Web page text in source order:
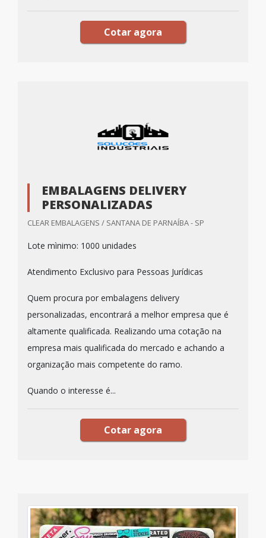
Cotar agora
EMBALAGENS DELIVERY
PERSONALIZADAS
CLEAR EMBALAGENS / SANTANA DE PARNAÍBA - SP
Lote mìnimo: 1000 unidades
Atendimento Exclusivo para Pessoas Jurídicas
Quem procura por embalagens delivery
personalizadas, encontrará a melhor empresa que é
altamente qualificada. Realizando uma cotação na
empresa mais qualificada do mercado e achando a
organização mais competente do ramo.
Quando o interesse é...
Cotar agora